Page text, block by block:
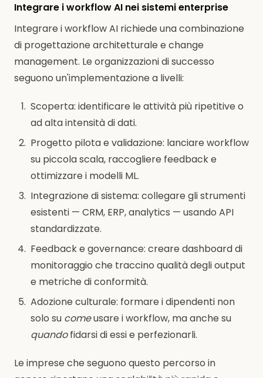
Integrare i workflow AI nei sistemi enterprise
Integrare i workflow AI richiede una combinazione
di progettazione architetturale e change
management. Le organizzazioni di successo
seguono un'implementazione a livelli:
Scoperta: identificare le attività più ripetitive o
ad alta intensità di dati.
Progetto pilota e validazione: lanciare workflow
su piccola scala, raccogliere feedback e
ottimizzare i modelli ML.
Integrazione di sistema: collegare gli strumenti
esistenti — CRM, ERP, analytics — usando API
standardizzate.
Feedback e governance: creare dashboard di
monitoraggio che traccino qualità degli output
e metriche di conformità.
Adozione culturale: formare i dipendenti non
solo su comeusare i workflow, ma anche su
quandofidarsi di essi e perfezionarli.
Le imprese che seguono questo percorso in